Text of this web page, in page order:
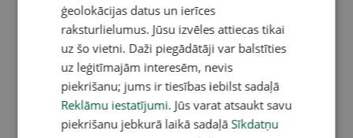
ģeolokācijas datus un ierīces
raksturlielumus. Jūsu izvēles attiecas tikai
uz šo vietni. Daži piegādātāji var balstīties
uz leģitīmajām interesēm, nevis
piekrišanu; jums ir tiesības iebilst sadaļā
Reklāmu iestatījumi. Jūs varat atsaukt savu
piekrišanu jebkurā laikā sadaļā Sīkdatņu